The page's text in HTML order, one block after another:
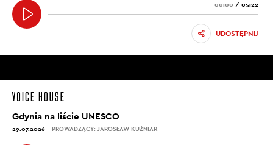
00:00 / 05:22
UDOSTĘPNIJ
Gdynia na liście UNESCO
29.07.2026 PROWADZĄCY: JAROSŁAW KUŹNIAR